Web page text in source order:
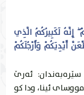
إِنَّهُ لَكَبِيرُكُمُ الَّذِي
أَيْدِيَكُمْ وَأَرْجُلَكُمْ
ئه‌رێ
ئينا، ودا كو